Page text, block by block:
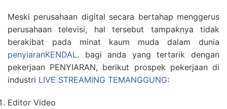
Meski perusahaan digital secara bertahap menggerus
perusahaan televisi, hal tersebut tampaknya tidak
berakibat pada minat kaum muda dalam dunia
penyiaranKENDAL. bagi anda yang tertarik dengan
pekerjaan PENYIARAN, berikut prospek pekerjaan di
industri LIVE STREAMING TEMANGGUNG:
Editor Video